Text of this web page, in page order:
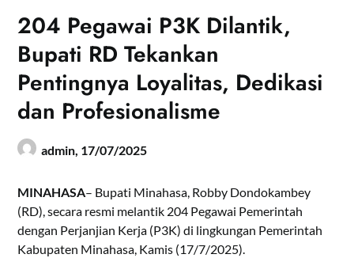
204 Pegawai P3K Dilantik,
Bupati RD Tekankan
Pentingnya Loyalitas, Dedikasi
dan Profesionalisme
admin, 17/07/2025
MINAHASA– Bupati Minahasa, Robby Dondokambey
(RD), secara resmi melantik 204 Pegawai Pemerintah
dengan Perjanjian Kerja (P3K) di lingkungan Pemerintah
Kabupaten Minahasa, Kamis (17/7/2025).